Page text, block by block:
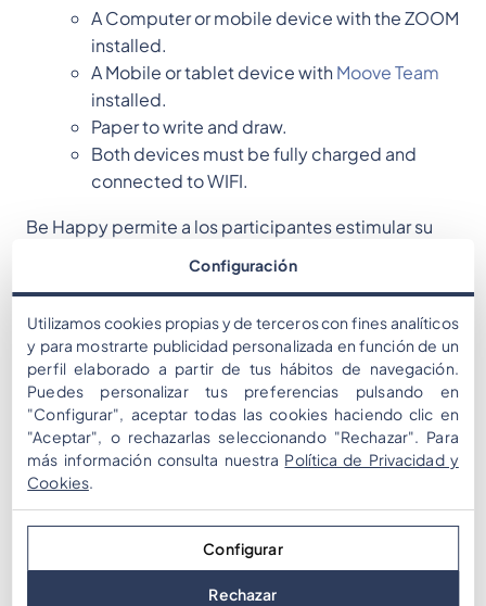
A Computer or mobile device with the ZOOM
installed.
A Mobile or tablet device with Moove Team
installed.
Paper to write and draw.
Both devices must be fully charged and
connected to WIFI.
Be Happy permite a los participantes estimular su
creatividad, estrategia, liderazgo, trabajo en equipo
e identidad empresarial a través de un conjunto de
juegos interactivos impulsados por Moove Team:
Photo and Video challenges
Multiple choice and open questions
Guess the word
Word Matching
Puzzles
Sin duda, Be Happy es una gran manera de sacar lo
mejor de tu equipo en momentos tan difíciles. Un
programa de trabajo en equipo de 2 horas
Configuración
Utilizamos cookies propias y de terceros con fines analíticos
y para mostrarte publicidad personalizada en función de un
perfil elaborado a partir de tus hábitos de navegación.
Puedes personalizar tus preferencias pulsando en
"Configurar", aceptar todas las cookies haciendo clic en
"Aceptar", o rechazarlas seleccionando "Rechazar". Para
más información consulta nuestra Política de Privacidad y
Cookies.
Configurar
Rechazar